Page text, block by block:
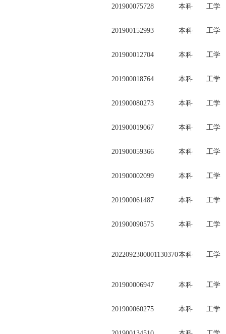
201900075728 本科 工学
201900152993 本科 工学
201900012704 本科 工学
201900018764 本科 工学
201900080273 本科 工学
201900019067 本科 工学
201900059366 本科 工学
201900002099 本科 工学
201900061487 本科 工学
201900090575 本科 工学
2022092300001130370本科 工学
201900006947 本科 工学
201900060275 本科 工学